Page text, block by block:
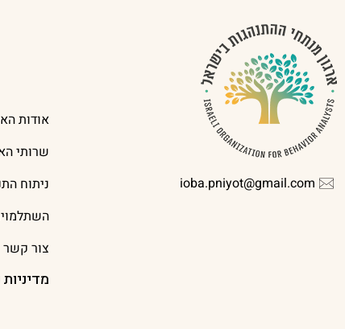
ioba.pniyot@gmail.com
אודות
שרותי
ניתוח
צור קשר